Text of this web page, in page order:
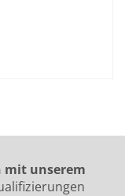
mit unserem